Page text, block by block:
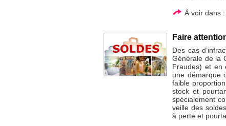
À voir dans :
Faire
Des cas
Générale de la
Fraudes) et en
une démarque
faible
stock et
spécialement
veille des
à perte et